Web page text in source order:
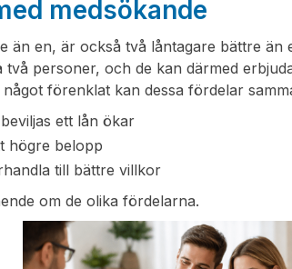
medsökande
än en, är också två låntagare bättre än
två personer, och de kan därmed
förenklat kan dessa fördelar
ett lån ökar
högre belopp
till bättre villkor
om de olika fördelarna.